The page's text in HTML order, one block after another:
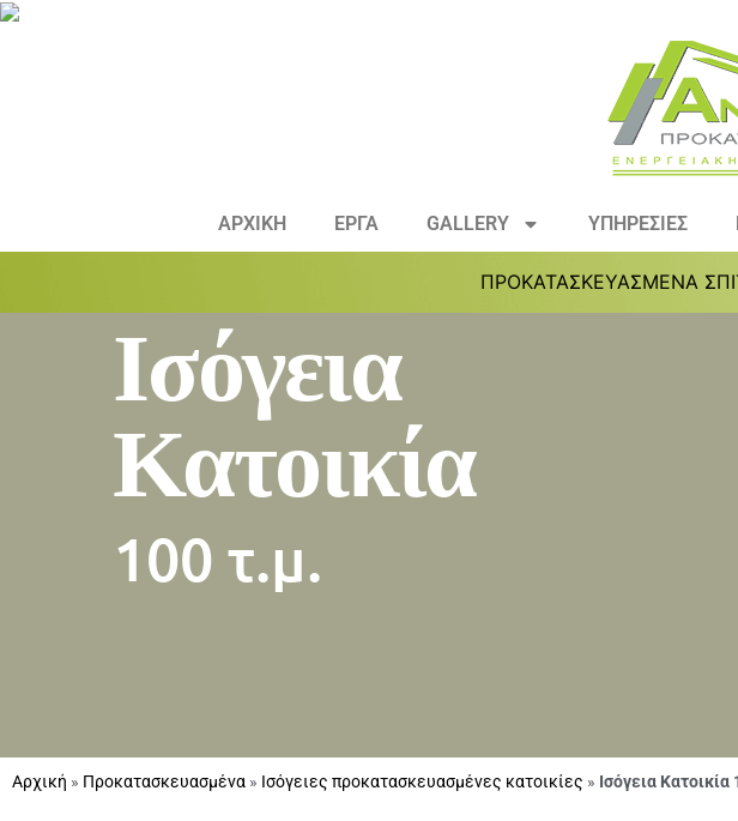
ΑΡΧΙΚΗ ΕΡΓΑ GALLERY ΥΠΗΡΕΣΙΕΣ
ΠΡΟΚΑΤΑΣΚΕΥΑΣΜΕΝΑ
Ισόγεια
Κατοικία
100 τ.μ.
Αρχική » Προκατασκευασμένα » Ισόγειες προκατασκευασμένες κατοικίες » Ισόγεια Κατοικία